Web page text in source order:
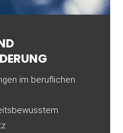
im beruflichen